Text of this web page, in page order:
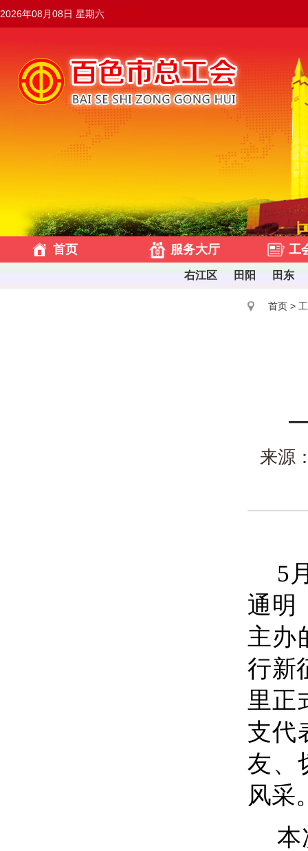
2026年08月08日 星期六
首页 服务大厅 工
右江区 田阳 田东
首页 >
来源
5
通明
主办
行新
里正
支代
友、
风采
本